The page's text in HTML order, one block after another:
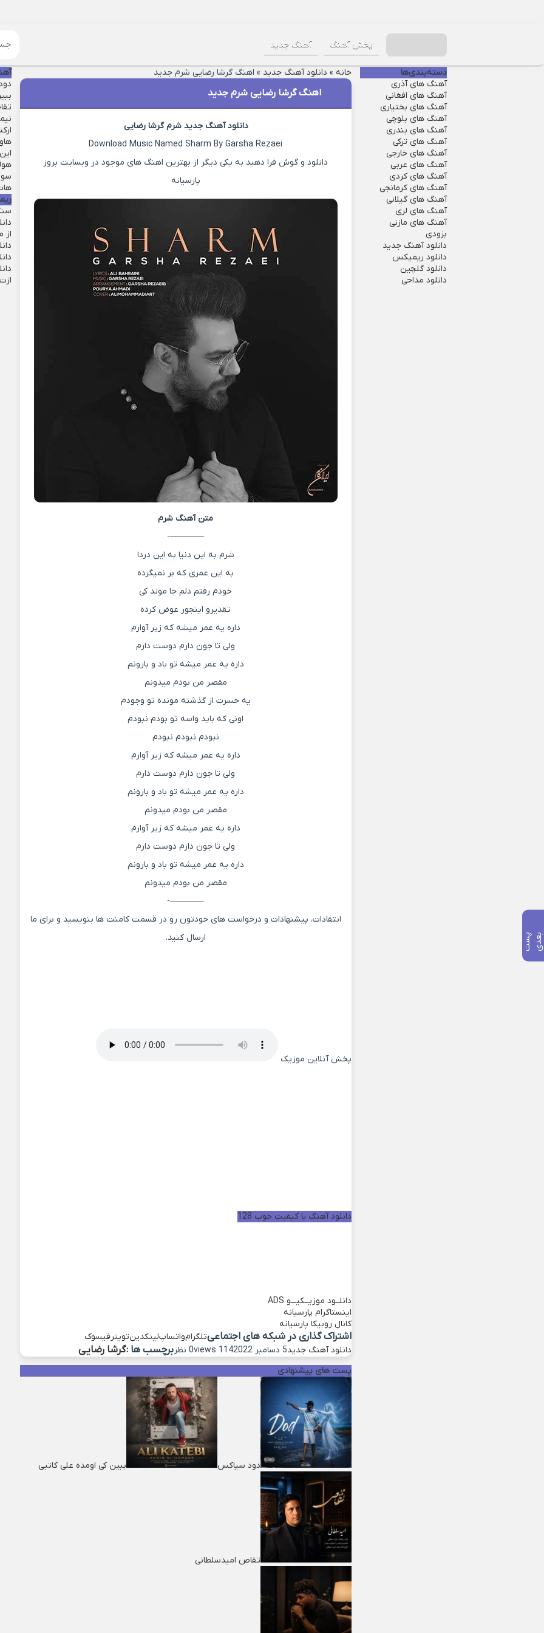
پخش آهنگ آهنگ جدید
خانه » دانلود آهنگ جدید » اهنگ گرشا رضایی شرم جدید
پ
س
ت
ب
ع
د ی
اهنگ گرشا رضایی شرم جدید
دانلود آهنگ جدید شرم گرشا رضایی
Download Music Named Sharm By Garsha Rezaei
دانلود و گوش فرا دهید به یکی دیگر از بهترین اهنگ های موجود در وبسایت بروز
پارسیانه
متن آهنگ شرم
————-
شرم به این دنیا به این دردا
به این عمری که بر نمیگرده
خودم رفتم دلم جا موند کی
تقدیرو اینجور عوض کرده
داره یه عمر میشه که زیر آوارم
ولی تا جون دارم دوست دارم
داره یه عمر میشه تو باد و بارونم
مقصر من بودم میدونم
یه حسرت از گذشته مونده تو وجودم
اونی که باید واسه تو بودم نبودم
نبودم نبودم نبودم
داره یه عمر میشه که زیر آوارم
ولی تا جون دارم دوست دارم
داره یه عمر میشه تو باد و بارونم
مقصر من بودم میدونم
داره یه عمر میشه که زیر آوارم
ولی تا جون دارم دوست دارم
داره یه عمر میشه تو باد و بارونم
مقصر من بودم میدونم
————-
انتقادات، پیشنهادات و درخواست های خودتون رو در قسمت کامنت ها بنویسید و برای ما
ارسال کنید.
پخش آنلاین موزیک
دانلود آهنگ با کیفیت خوب 128
دانلــود موزیــکیـــو ADS
اینستاگرام پارسیانه
کانال روبیکا پارسیانه
اشتراک گذاری در شبکه های اجتماعیتلگرامواتساپلینکدینتویتر فیسوک
دانلود آهنگ جدید5 دسامبر 2022 114 views 0 نظر برچسب ها :گرشا رضایی
پست های پیشنهادی
دود سیاکس ببین کی اومده علی کاتبی
تقاص امیدسلطانی
دسته‌بندی‌ها
آهنگ های آذری
آهنگ های افغانی
آهنگ های بختیاری
آهنگ های بلوچی
آهنگ های بندری
آهنگ های ترکی
آهنگ های خارجی
آهنگ های عربی
آهنگ های کردی
آهنگ های کرمانجی
آهنگ های گیلانی
آهنگ های لری
آهنگ های مازنی
بزودی
دانلود آهنگ جدید
دانلود ریمیکس
دانلود گلچین
دانلود مداحی
از
ازت